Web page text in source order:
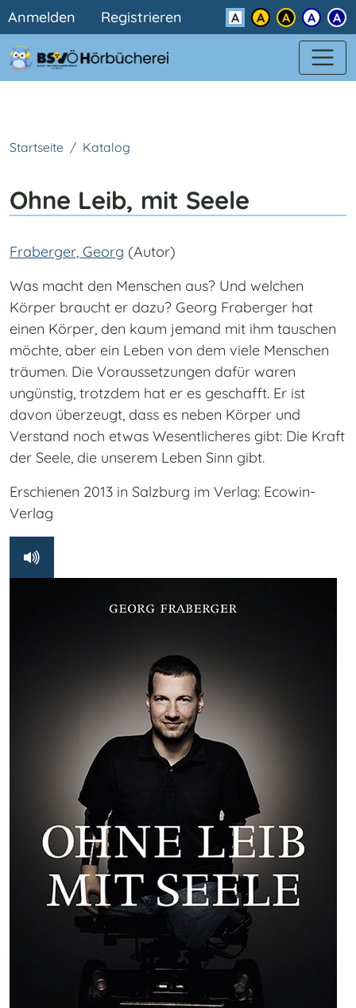
Direkt zum Inhalt
Benutzermenü
Anmelden Registrieren Kontrast
Startseite Katalog
Ohne Leib, mit Seele
Fraberger, Georg (Autor)
Was macht den Menschen aus? Und welchen
Körper braucht er dazu? Georg Fraberger hat
einen Körper, den kaum jemand mit ihm tauschen
möchte, aber ein Leben von dem viele Menschen
träumen. Die Voraussetzungen dafür waren
ungünstig, trotzdem hat er es geschafft. Er ist
davon überzeugt, dass es neben Körper und
Verstand noch etwas Wesentlicheres gibt: Die Kraft
der Seele, die unserem Leben Sinn gibt.
Erschienen 2013 in Salzburg im Verlag: Ecowin-
Verlag